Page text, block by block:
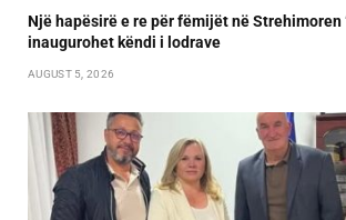
Një hapësirë e re për fëmijët në Strehimoren
inaugurohet këndi i lodrave
AUGUST 5, 2026